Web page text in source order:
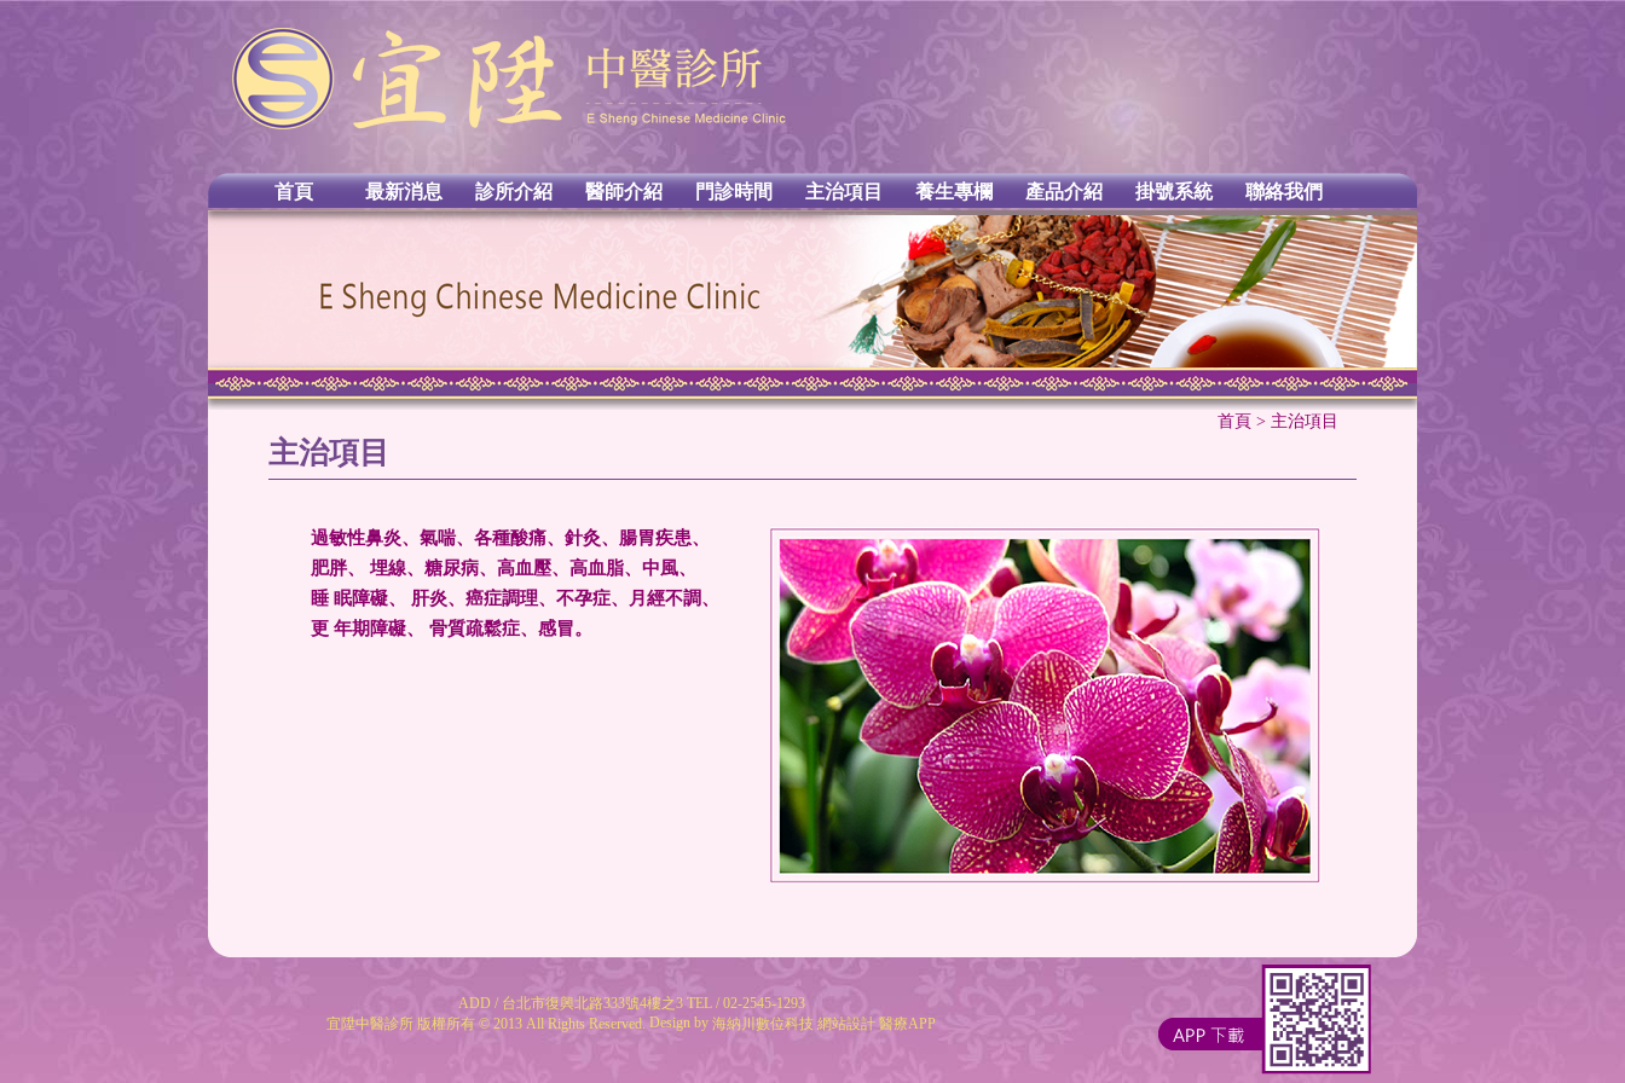
首頁 最新消息 診所介紹 醫師介紹 門診時間 主治項目 養生專欄 產品介紹 掛號系統 聯絡我們
首頁 > 主治項目
主治項目
過敏性鼻炎、氣喘、各種酸痛、針灸、腸胃疾患、
肥胖、 埋線、糖尿病、高血壓、高血脂、中風、
睡 眠障礙、 肝炎、癌症調理、不孕症、月經不調、
更 年期障礙、 骨質疏鬆症、感冒。
ADD / 台北市復興北路333號4樓之3 TEL / 02-2545-1293
宜陞中醫診所 版權所有 © 2013 All Rights Reserved. Design by 海納川數位科技 網站設計 醫療APP